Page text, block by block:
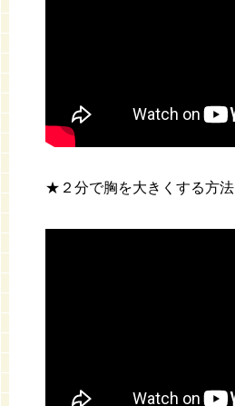
★２分で胸を大きくする方法